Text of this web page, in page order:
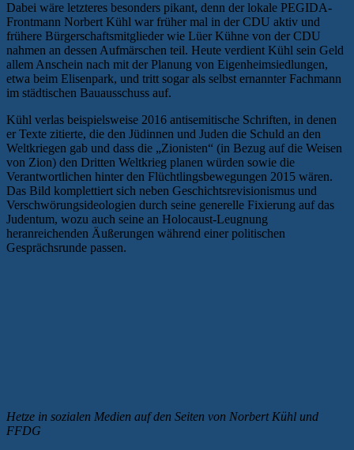
Dabei wäre letzteres besonders pikant, denn der lokale PEGIDA-
Frontmann Norbert Kühl war früher mal in der CDU aktiv und
frühere Bürgerschaftsmitglieder wie Lüer Kühne von der CDU
nahmen an dessen Aufmärschen teil. Heute verdient Kühl sein Geld
allem Anschein nach mit der Planung von Eigenheimsiedlungen,
etwa beim Elisenpark, und tritt sogar als selbst ernannter Fachmann
im städtischen Bauausschuss auf.
Kühl verlas beispielsweise 2016 antisemitische Schriften, in denen
er Texte zitierte, die den Jüdinnen und Juden die Schuld an den
Weltkriegen gab und dass die „Zionisten“ (in Bezug auf die Weisen
von Zion) den Dritten Weltkrieg planen würden sowie die
Verantwortlichen hinter den Flüchtlingsbewegungen 2015 wären.
Das Bild komplettiert sich neben Geschichtsrevisionismus und
Verschwörungsideologien durch seine generelle Fixierung auf das
Judentum, wozu auch seine an Holocaust-Leugnung
heranreichenden Äußerungen während einer politischen
Gesprächsrunde passen.
Hetze in sozialen Medien auf den Seiten von Norbert Kühl und
FFDG